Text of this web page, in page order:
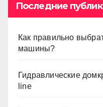
Последние
Как правильно
машины?
Гидравлические
line